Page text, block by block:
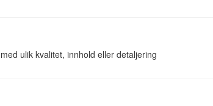
ulik kvalitet, innhold eller detaljering